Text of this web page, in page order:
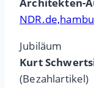
Jubiläum
Kurt
(Bezahlartikel)